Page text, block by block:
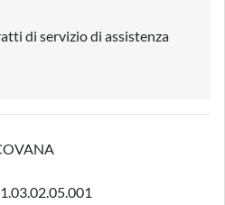
di servizio di assistenza
1.03.02.05.001